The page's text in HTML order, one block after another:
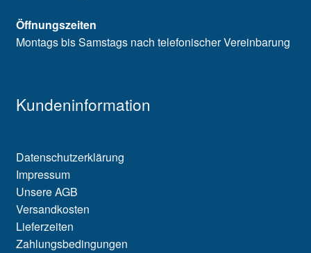
Öffnungszeiten
Montags bis Samstags nach telefonischer Vereinbarung
Kundeninformation
Datenschutzerklärung
Impressum
Unsere AGB
Versandkosten
Lieferzeiten
Zahlungsbedingungen